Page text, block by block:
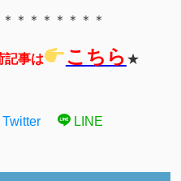
＊＊＊＊＊＊＊
記事は こちら ★
Twitter LINE